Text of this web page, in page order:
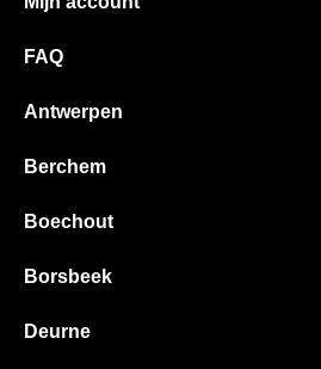
FAQ
Antwerpen
Berchem
Boechout
Borsbeek
Deurne